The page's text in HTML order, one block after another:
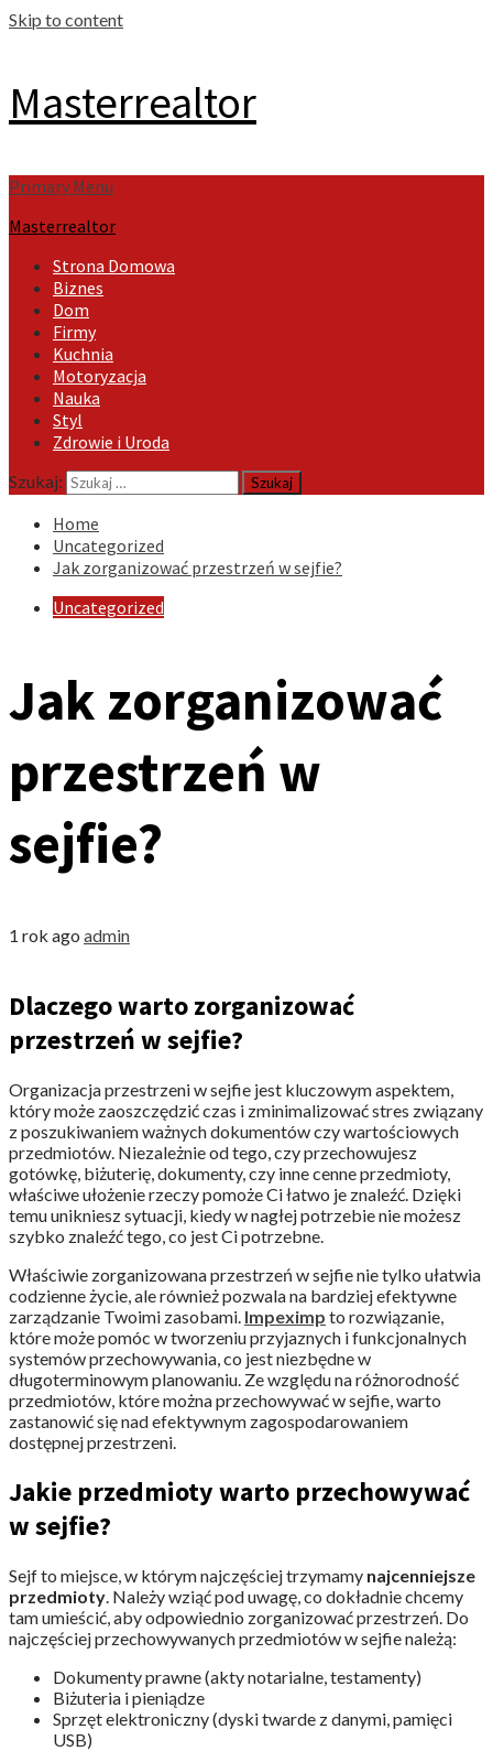
Skip to content
Masterrealtor
Primary Menu
Masterrealtor
Strona Domowa
Biznes
Dom
Firmy
Kuchnia
Motoryzacja
Nauka
Styl
Zdrowie i Uroda
Szukaj:
Home
Uncategorized
Jak zorganizować przestrzeń w sejfie?
Uncategorized
Jak zorganizować
przestrzeń w
sejfie?
1 rok ago admin
Dlaczego warto zorganizować
przestrzeń w sejfie?
Organizacja przestrzeni w sejfie jest kluczowym aspektem,
który może zaoszczędzić czas i zminimalizować stres związany
z poszukiwaniem ważnych dokumentów czy wartościowych
przedmiotów. Niezależnie od tego, czy przechowujesz
gotówkę, biżuterię, dokumenty, czy inne cenne przedmioty,
właściwe ułożenie rzeczy pomoże Ci łatwo je znaleźć. Dzięki
temu unikniesz sytuacji, kiedy w nagłej potrzebie nie możesz
szybko znaleźć tego, co jest Ci potrzebne.
Właściwie zorganizowana przestrzeń w sejfie nie tylko ułatwia
codzienne życie, ale również pozwala na bardziej efektywne
zarządzanie Twoimi zasobami. Impeximp to rozwiązanie,
które może pomóc w tworzeniu przyjaznych i funkcjonalnych
systemów przechowywania, co jest niezbędne w
długoterminowym planowaniu. Ze względu na różnorodność
przedmiotów, które można przechowywać w sejfie, warto
zastanowić się nad efektywnym zagospodarowaniem
dostępnej przestrzeni.
Jakie przedmioty warto przechowywać
w sejfie?
Sejf to miejsce, w którym najczęściej trzymamy najcenniejsze
przedmioty . Należy wziąć pod uwagę, co dokładnie chcemy
tam umieścić, aby odpowiednio zorganizować przestrzeń. Do
najczęściej przechowywanych przedmiotów w sejfie należą:
Dokumenty prawne (akty notarialne, testamenty)
Biżuteria i pieniądze
Sprzęt elektroniczny (dyski twarde z danymi, pamięci
USB)